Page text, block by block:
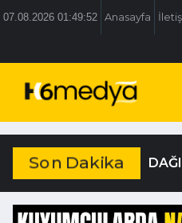
07.08.2026 01:49:54 Anasayfa
Son Dakika